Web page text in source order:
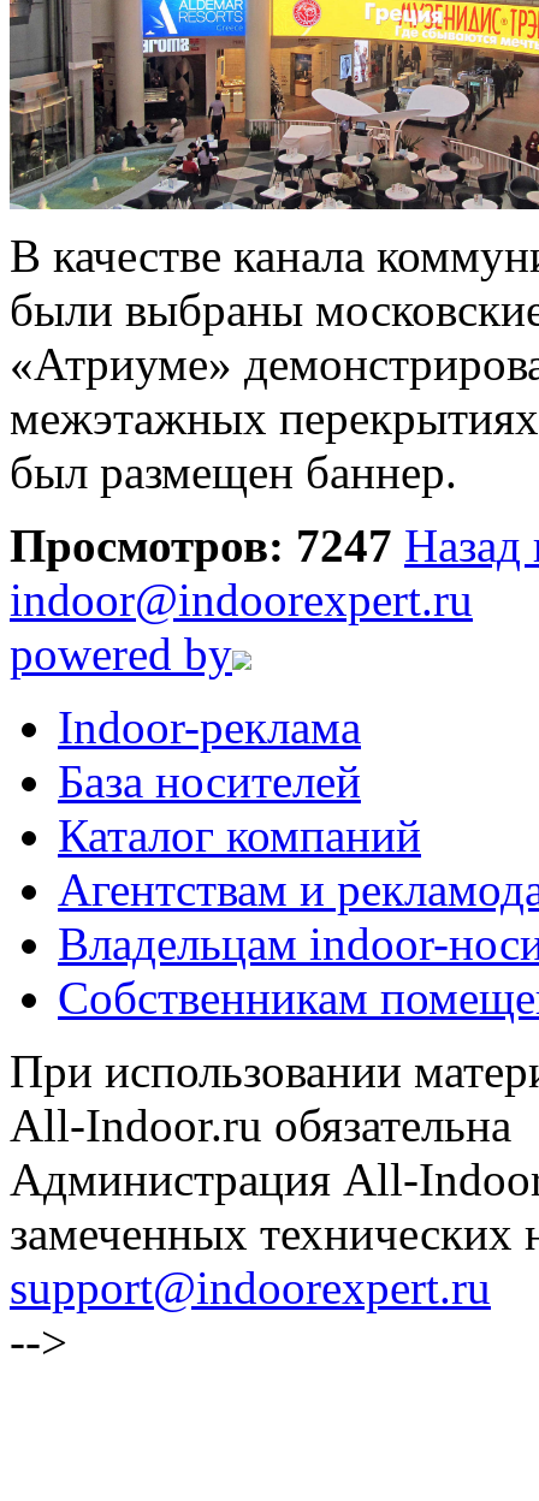
В качестве канала
были выбраны
«Атриуме»
межэтажных
был размещен баннер.
Просмотров: 7247 Назад
indoor@indoorexpert.ru
powered by
Indoor-реклама
База носителей
Каталог компаний
Агентствам и
Владельцам indoor-
Собственникам
При использовании
All-Indoor.ru обязательна
Администрация All-
замеченных технических
support@indoorexpert.ru
-->